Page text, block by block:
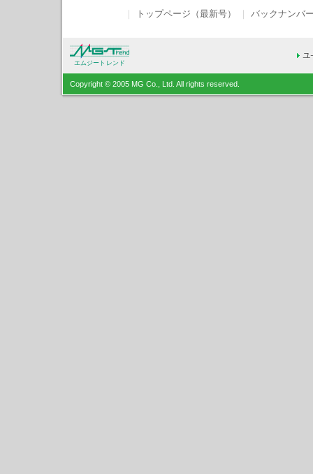
トップページ（最新号） バックナンバ
エムジートレンド
Copyright © 2005 MG Co., Ltd. All rights reserved.